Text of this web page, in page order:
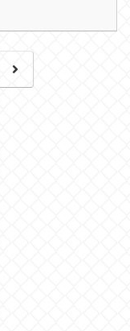
次